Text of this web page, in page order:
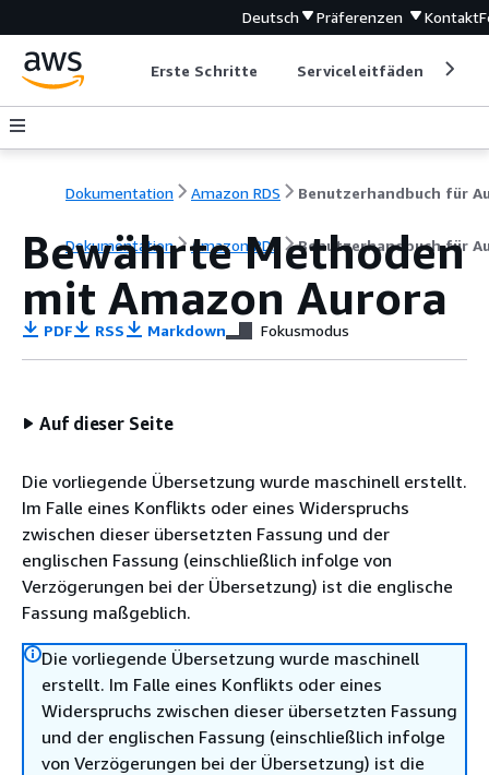
Deutsch Präferenzen Kontakt
Erste Schritte Serviceleitfäden
Dokumentation Amazon RDS
Dokumentation Amazon RDS Benutzerhandbuch für
Bewährte Methoden
mit Amazon Aurora
PDF RSS Markdown Fokusmodus
Auf dieser Seite
Die vorliegende Übersetzung wurde maschinell erstellt.
Im Falle eines Konflikts oder eines Widerspruchs
zwischen dieser übersetzten Fassung und der
englischen Fassung (einschließlich infolge von
Verzögerungen bei der Übersetzung) ist die englische
Fassung maßgeblich.
Die vorliegende Übersetzung wurde maschinell
erstellt. Im Falle eines Konflikts oder eines
Widerspruchs zwischen dieser übersetzten Fassung
und der englischen Fassung (einschließlich infolge
von Verzögerungen bei der Übersetzung) ist die